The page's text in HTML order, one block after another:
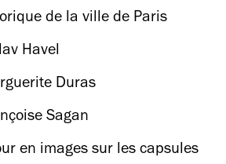
de la ville de Paris
Havel
Duras
Sagan
en images sur les capsules